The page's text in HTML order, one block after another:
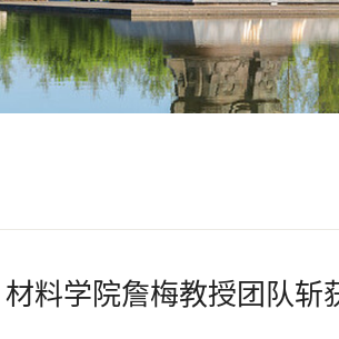
材料学院詹梅教授团队斩